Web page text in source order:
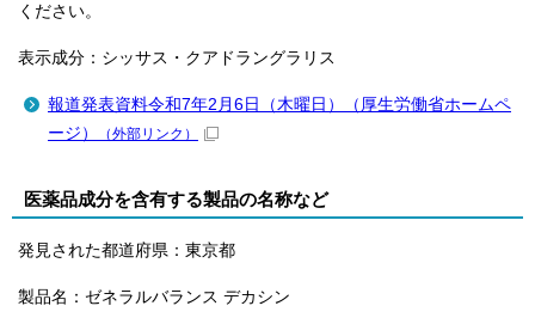
ください。
表示成分：シッサス・クアドラングラリス
報道発表資料令和7年2月6日（木曜日）（厚生労働省ホームペ
ージ）
（外部リンク）
医薬品成分を含有する製品の名称など
発見された都道府県：東京都
製品名：ゼネラルバランス デカシン